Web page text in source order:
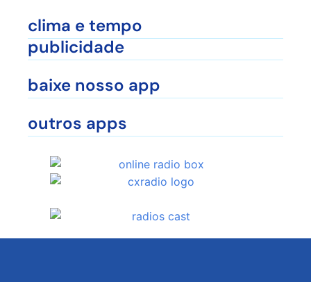
clima e tempo
publicidade
baixe nosso app
outros apps